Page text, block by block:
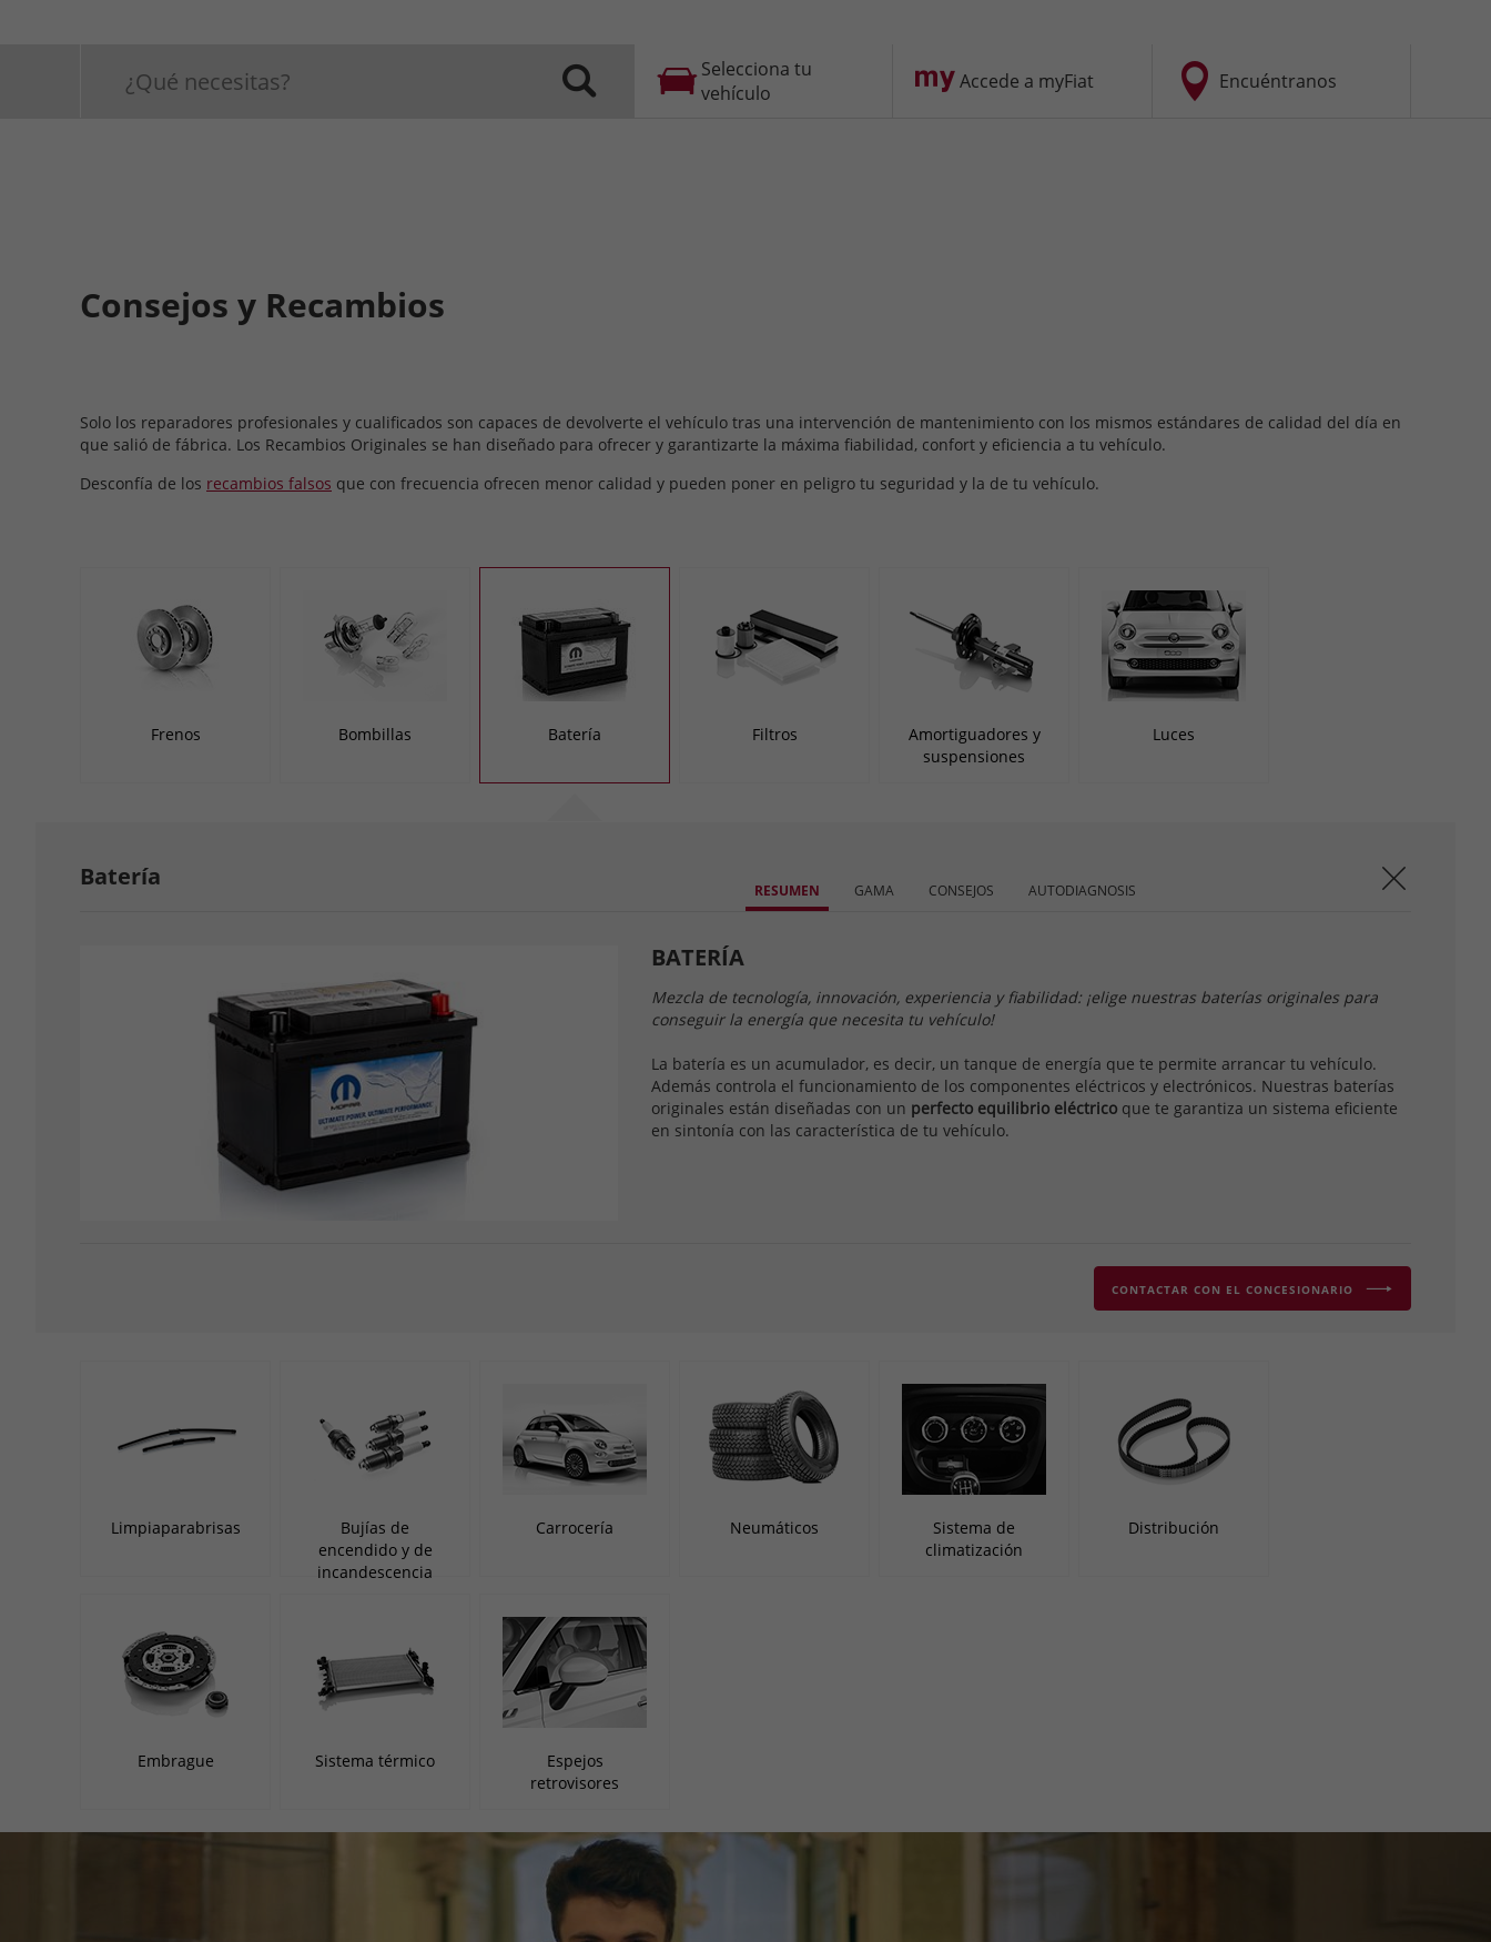
Selecciona tu
vehículo
Accede a myFiat Encuéntranos
Consejos y Recambios
Solo los reparadores profesionales y cualificados son capaces de devolverte el vehículo tras una intervención de mantenimiento con los mismos estándares de calidad del día en
que salió de fábrica. Los Recambios Originales se han diseñado para ofrecer y garantizarte la máxima fiabilidad, confort y eficiencia a tu vehículo.
Desconfía de los recambios falsos que con frecuencia ofrecen menor calidad y pueden poner en peligro tu seguridad y la de tu vehículo.
Frenos Bombillas Batería
Batería RESUMEN GAMA CONSEJOS AUTODIAGNOSIS
BATERÍA
Mezcla de tecnología, innovación, experiencia y fiabilidad: ¡elige nuestras baterías originales para
conseguir la energía que necesita tu vehículo!
La batería es un acumulador, es decir, un tanque de energía que te permite arrancar tu vehículo.
Además controla el funcionamiento de los componentes eléctricos y electrónicos. Nuestras baterías
originales están diseñadas con un perfecto equilibrio eléctrico que te garantiza un sistema eficiente
en sintonía con las característica de tu vehículo.
CONTACTAR CON EL CONCESIONARIO
Filtros
Amortiguadores y
suspensiones
Luces
Limpiaparabrisas
Bujías de
encendido y de
incandescencia
Carrocería Neumáticos
Sistema de
climatización
Distribución
Embrague Sistema térmico
Espejos
retrovisores